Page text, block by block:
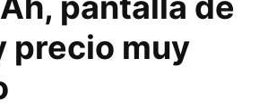
precio muy